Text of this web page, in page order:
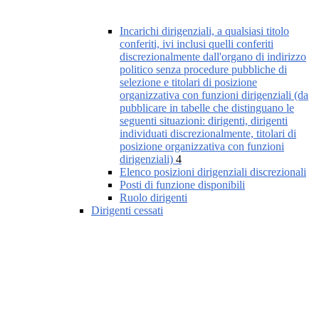
Incarichi dirigenziali, a qualsiasi titolo
conferiti, ivi inclusi quelli conferiti
discrezionalmente dall'organo di indirizzo
politico senza procedure pubbliche di
selezione e titolari di posizione
organizzativa con funzioni dirigenziali (da
pubblicare in tabelle che distinguano le
seguenti situazioni: dirigenti, dirigenti
individuati discrezionalmente, titolari di
posizione organizzativa con funzioni
dirigenziali) 4
Elenco posizioni dirigenziali discrezionali
Posti di funzione disponibili
Ruolo dirigenti
Dirigenti cessati